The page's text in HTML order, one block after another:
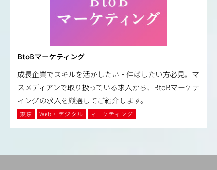
BtoBマーケティング
成長企業でスキルを活かしたい・伸ばしたい方必見。マ
スメディアンで取り扱っている求人から、BtoBマーケテ
ィングの求人を厳選してご紹介します。
東京 Web・デジタル マーケティング